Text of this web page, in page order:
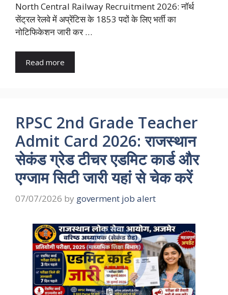
North Central Railway Recruitment 2026: नॉर्थ
सेंट्रल रेलवे में अप्रेंटिस के 1853 पदों के लिए भर्ती का
नोटिफिकेशन जारी कर …
Read more
RPSC 2nd Grade Teacher
Admit Card 2026: राजस्थान
सेकंड ग्रेड टीचर एडमिट कार्ड और
एग्जाम सिटी जारी यहां से चेक करें
07/07/2026 by goverment job alert